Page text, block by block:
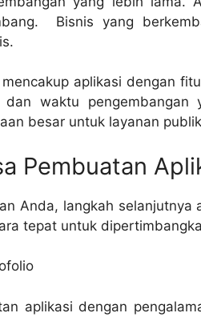
Bisnis yang
aplikasi dengan
waktu pengembangan
besar untuk layanan
Pembuatan
Anda, langkah
tepat untuk
aplikasi dengan